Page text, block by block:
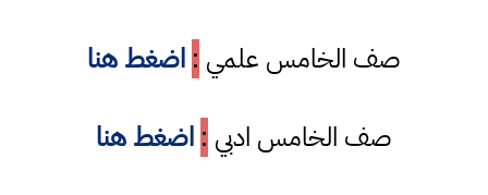
صف الخامس علمي : اضغط هنا
صف الخامس ادبي : اضغط هنا